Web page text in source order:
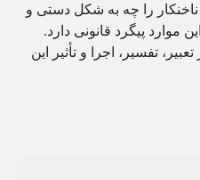
را چه به شکل دستی و
موارد پیگرد قانونی دارد.
تفسیر، اجرا و تأثیر این